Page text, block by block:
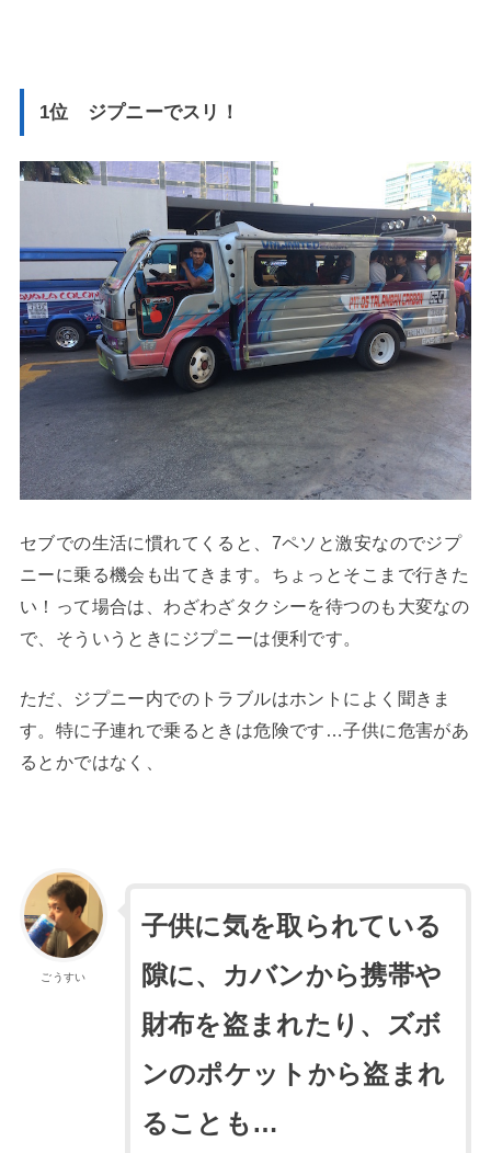
1位 ジプニーでスリ！
セブでの生活に慣れてくると、7ペソと激安なのでジプ
ニーに乗る機会も出てきます。ちょっとそこまで行きた
い！って場合は、わざわざタクシーを待つのも大変なの
で、そういうときにジプニーは便利です。
ただ、ジプニー内でのトラブルはホントによく聞きま
す。特に子連れで乗るときは危険です…子供に危害があ
るとかではなく、
ごうすい
子供に気を取られている
隙に、カバンから携帯や
財布を盗まれたり、ズボ
ンのポケットから盗まれ
ることも…